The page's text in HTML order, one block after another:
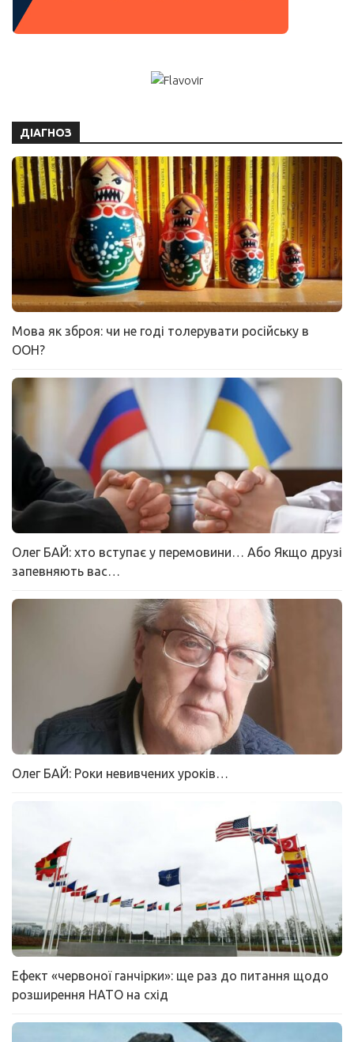
ДІАГНОЗ
Мова як зброя: чи не годі толерувати російську в
ООН?
Олег БАЙ: хто вступає у перемовини… Або Якщо друзі
запевняють вас…
Олег БАЙ: Роки невивчених уроків…
Ефект «червоної ганчірки»: ще раз до питання щодо
розширення НАТО на схід